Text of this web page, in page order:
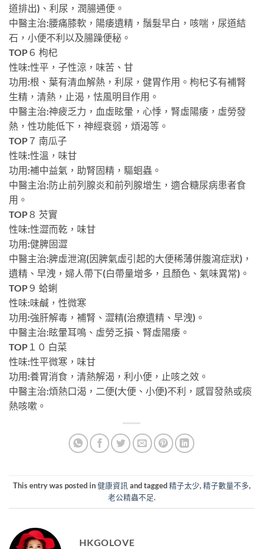
道排出)、利尿，潤腸通便。
中醫主治:腰痛膝軟，陽痿遺精，鬚髮早白，咳喘，尿道結
石，小便不利以及腸躁便秘。
TOP６ 枸杞
性味:性平，子性涼，味苦、甘
功用:根、葉有清血解熱，利尿，健胃作用。枸杞孓有補腎
生精，清熱，止渴，怯風明目作用。
中醫主治:神疲乏力，血虛眩暈，心悸，腎虛陽痿，虛勞發
熱，性功能低下，神經衰弱，煩渴等。
TOP７ 南瓜子
性味:性溫，味甘
功用:補中益氣，助腎固精，驅蛔蟲。
中醫主治:防止前列腺炎和前列腺增生，適合糖尿病患者食
用。
TOP８ 芡實
性味:性澀而乾，味甘
功用:健脾固澀
中醫主治:脾虛泄瀉(因脾氣虛引起的大便稀薄併腹瀉症狀)，
遺精、早洩，婦人帶下(白帶量增多，且顏色、氣味異常)。
TOP９ 蛤蜊
性味:味鹹，性微寒
功用:強肝解毒，補腎、澀精(治療遺精、早洩)。
中醫主治:眩暈耳鳴、虛勞乏損、腎虛陽痿。
TOP１０ 白菜
性味:性平微寒，味甘
功用:養胃消食，清熱解渴，利小便，止咳之效。
中醫主治:煩熱口渴，二便(大便、小便)不利，感冒發熱或痰
熱咳嗽。
This entry was posted in健康資訊 and tagged精子太少,精子數量不多,
老公精蟲不足.
HKGOLOVE